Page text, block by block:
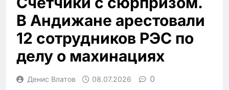
В Андижане арестовали
12 сотрудников РЭС по
делу о махинациях
Денис Влатов 08.07.2026 0